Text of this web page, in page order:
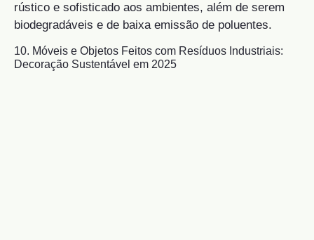
rústico e sofisticado aos ambientes, além de serem
biodegradáveis e de baixa emissão de poluentes.
10. Móveis e Objetos Feitos com Resíduos Industriais:
Decoração Sustentável em 2025